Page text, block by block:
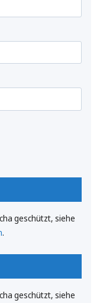
geschützt, siehe
.
geschützt, siehe